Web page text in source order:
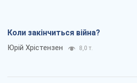
Коли закінчиться війна?
Юрій Хрістензен 8,0 т.